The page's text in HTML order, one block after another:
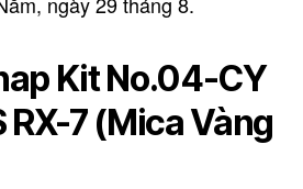
Kit No.04-CY
RX-7 (Mica Vàng